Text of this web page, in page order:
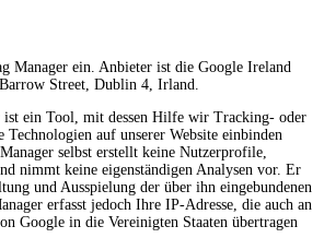
Manager ein. Anbieter ist die Google Ireland
Street, Dublin 4, Irland.
ist ein Tool, mit dessen Hilfe wir Tracking- oder
Technologien auf unserer Website einbinden
selbst erstellt keine Nutzerprofile,
nimmt keine eigenständigen Analysen vor. Er
und Ausspielung der über ihn eingebundenen
erfasst jedoch Ihre IP-Adresse, die auch an
Google in die Vereinigten Staaten übertragen